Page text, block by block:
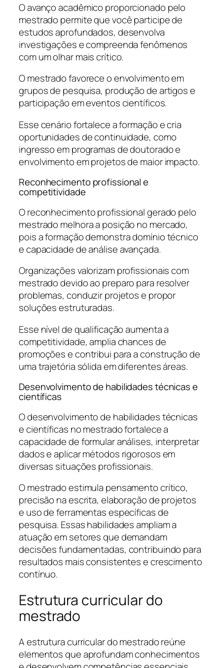
O avanço acadêmico proporcionado pelo
mestrado permite que você participe de
estudos aprofundados, desenvolva
investigações e compreenda fenômenos
com um olhar mais crítico.
O mestrado favorece o envolvimento em
grupos de pesquisa, produção de artigos e
participação em eventos científicos.
Esse cenário fortalece a formação e cria
oportunidades de continuidade, como
ingresso em programas de doutorado e
envolvimento em projetos de maior impacto.
Reconhecimento profissional e
competitividade
O reconhecimento profissional gerado pelo
mestrado melhora a posição no mercado,
pois a formação demonstra domínio técnico
e capacidade de análise avançada.
Organizações valorizam profissionais com
mestrado devido ao preparo para resolver
problemas, conduzir projetos e propor
soluções estruturadas.
Esse nível de qualificação aumenta a
competitividade, amplia chances de
promoções e contribui para a construção de
uma trajetória sólida em diferentes áreas.
Desenvolvimento de habilidades técnicas e
científicas
O desenvolvimento de habilidades técnicas
e científicas no mestrado fortalece a
capacidade de formular análises, interpretar
dados e aplicar métodos rigorosos em
diversas situações profissionais.
O mestrado estimula pensamento crítico,
precisão na escrita, elaboração de projetos
e uso de ferramentas específicas de
pesquisa. Essas habilidades ampliam a
atuação em setores que demandam
decisões fundamentadas, contribuindo para
resultados mais consistentes e crescimento
contínuo.
Estrutura curricular do
mestrado
A estrutura curricular do mestrado reúne
elementos que aprofundam conhecimentos